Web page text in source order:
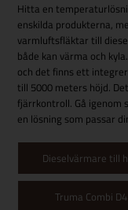
Hitta en
enskilda produkterna,
varmluftsfläktar till
både kan värma och
och det finns ett
till 5000 meters höjd.
fjärrkontroll. Gå
en lösning som passar
Dieselvärmare till
Truma Combi